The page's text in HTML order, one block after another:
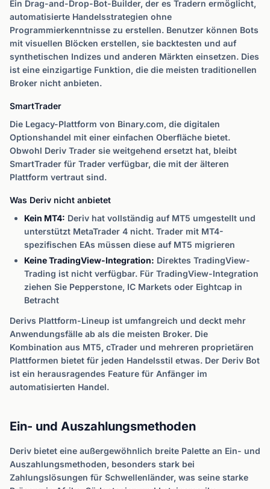
Ein Drag-and-Drop-Bot-Builder, der es Tradern ermöglicht,
automatisierte Handelsstrategien ohne
Programmierkenntnisse zu erstellen. Benutzer können Bots
mit visuellen Blöcken erstellen, sie backtesten und auf
synthetischen Indizes und anderen Märkten einsetzen. Dies
ist eine einzigartige Funktion, die die meisten traditionellen
Broker nicht anbieten.
SmartTrader
Die Legacy-Plattform von Binary.com, die digitalen
Optionshandel mit einer einfachen Oberfläche bietet.
Obwohl Deriv Trader sie weitgehend ersetzt hat, bleibt
SmartTrader für Trader verfügbar, die mit der älteren
Plattform vertraut sind.
Was Deriv nicht anbietet
Kein MT4: Deriv hat vollständig auf MT5 umgestellt und
unterstützt MetaTrader 4 nicht. Trader mit MT4-
spezifischen EAs müssen diese auf MT5 migrieren
Keine TradingView-Integration: Direktes TradingView-
Trading ist nicht verfügbar. Für TradingView-Integration
ziehen Sie Pepperstone, IC Markets oder Eightcap in
Betracht
Derivs Plattform-Lineup ist umfangreich und deckt mehr
Anwendungsfälle ab als die meisten Broker. Die
Kombination aus MT5, cTrader und mehreren proprietären
Plattformen bietet für jeden Handelsstil etwas. Der Deriv Bot
ist ein herausragendes Feature für Anfänger im
automatisierten Handel.
Ein- und Auszahlungsmethoden
Deriv bietet eine außergewöhnlich breite Palette an Ein- und
Auszahlungsmethoden, besonders stark bei
Zahlungslösungen für Schwellenländer, was seine starke